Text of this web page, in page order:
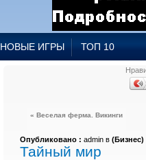
НОВЫЕ ИГРЫ ТОП 10
« Веселая ферма. Викинги
Опубликовано : admin в (Бизнес)
Тайный мир